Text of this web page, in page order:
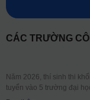
CÁC TRƯỜNG
Năm 2026, thí sinh thi
tuyển vào 5 trường đại